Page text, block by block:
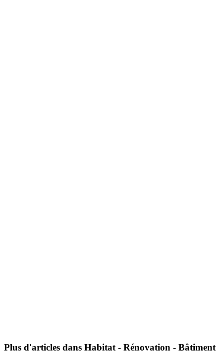
Plus d'articles dans Habitat - Rénovation - Bâtiment